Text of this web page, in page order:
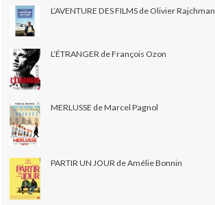
L’AVENTURE DES FILMS de Olivier Rajchman
L’ÉTRANGER de François Ozon
MERLUSSE de Marcel Pagnol
PARTIR UN JOUR de Amélie Bonnin